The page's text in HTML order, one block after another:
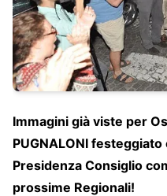
Immagini già viste per
PUGNALONI
Presidenza Consiglio
prossime Regionali!